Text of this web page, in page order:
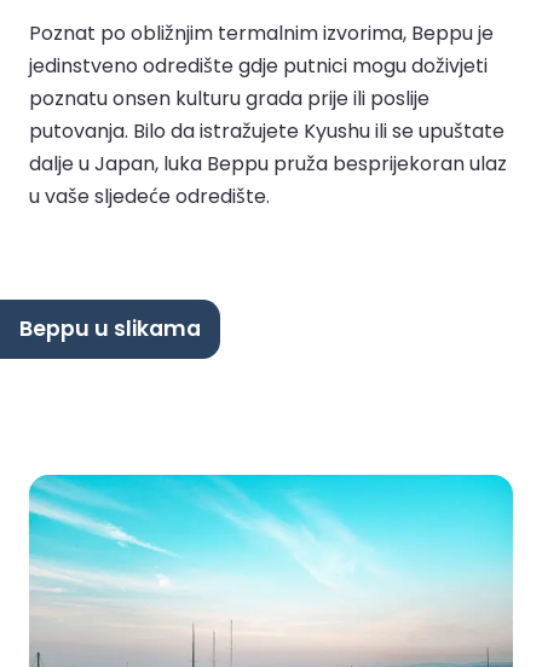
Poznat po obližnjim termalnim izvorima, Beppu je
jedinstveno odredište gdje putnici mogu doživjeti
poznatu onsen kulturu grada prije ili poslije
putovanja. Bilo da istražujete Kyushu ili se upuštate
dalje u Japan, luka Beppu pruža besprijekoran ulaz
u vaše sljedeće odredište.
Beppu u slikama